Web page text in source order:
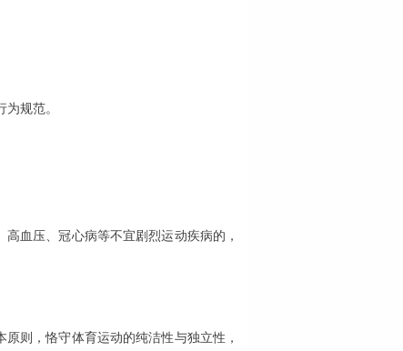
规范。
血压、冠心病等不宜剧烈运动疾病的，
则，恪守体育运动的纯洁性与独立性，